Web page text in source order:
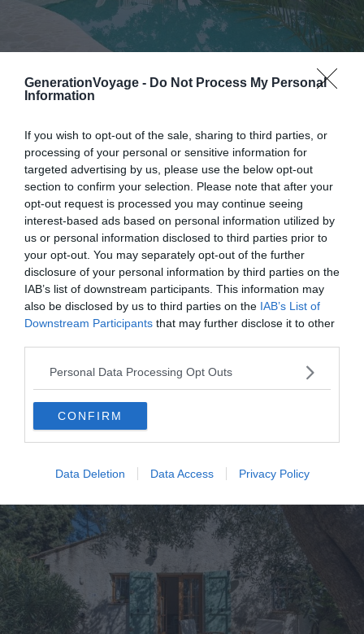
GenerationVoyage - Do Not Process My Personal
Information
If you wish to opt-out of the sale, sharing to third parties, or
processing of your personal or sensitive information for
targeted advertising by us, please use the below opt-out
section to confirm your selection. Please note that after your
opt-out request is processed you may continue seeing
interest-based ads based on personal information utilized by
us or personal information disclosed to third parties prior to
your opt-out. You may separately opt-out of the further
disclosure of your personal information by third parties on the
IAB’s list of downstream participants. This information may
also be disclosed by us to third parties on the IAB’s List of
Downstream Participants that may further disclose it to other
Personal Data Processing Opt Outs
CONFIRM
Data Deletion Data Access Privacy Policy
Budget :€€€
Le plus du logement :la vue sur la mer
Un appartement très bien situé avec vue sur la mer vous
conviendrait-il ? En plus de ses nombreux attraits, vous
aurez le plaisir d’avoir accès à un terrain de boule dans la
propriété. Une parfaite occasion d’apprendre le jeu local
du sud de laFrance, la pétanque.
7. Studio côté campagne
Voir ce logement